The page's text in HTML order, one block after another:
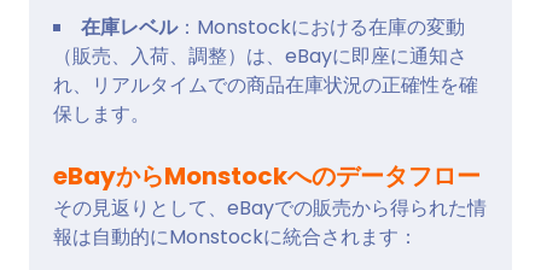
在庫レベル：Monstockにおける在庫の変動
（販売、入荷、調整）は、eBayに即座に通知さ
れ、リアルタイムでの商品在庫状況の正確性を確
保します。
eBayからMonstockへのデータフロー
その見返りとして、eBayでの販売から得られた情
報は自動的にMonstockに統合されます：